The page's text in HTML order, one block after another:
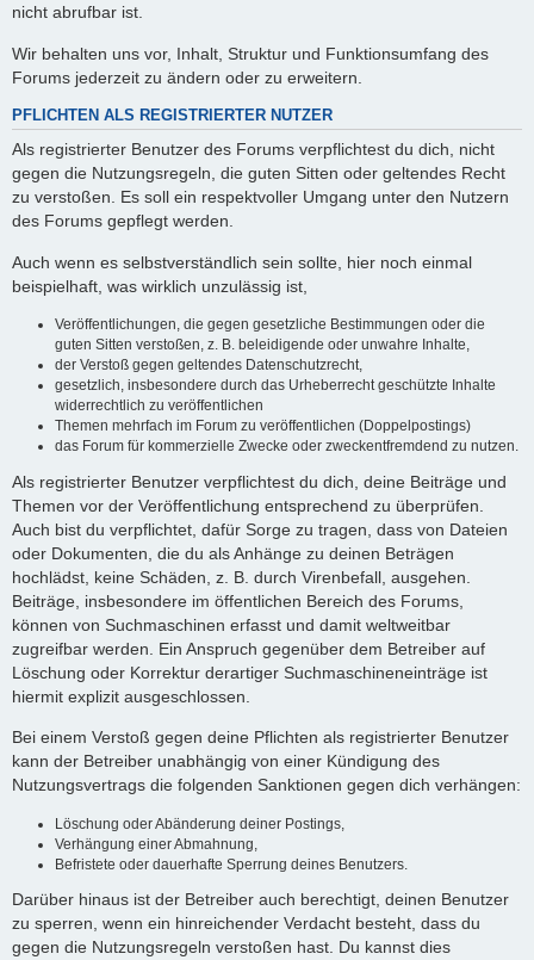
nicht abrufbar ist.
Wir behalten uns vor, Inhalt, Struktur und Funktionsumfang des
Forums jederzeit zu ändern oder zu erweitern.
PFLICHTEN ALS REGISTRIERTER NUTZER
Als registrierter Benutzer des Forums verpflichtest du dich, nicht
gegen die Nutzungsregeln, die guten Sitten oder geltendes Recht
zu verstoßen. Es soll ein respektvoller Umgang unter den Nutzern
des Forums gepflegt werden.
Auch wenn es selbstverständlich sein sollte, hier noch einmal
beispielhaft, was wirklich unzulässig ist,
Veröffentlichungen, die gegen gesetzliche Bestimmungen oder die
guten Sitten verstoßen, z. B. beleidigende oder unwahre Inhalte,
der Verstoß gegen geltendes Datenschutzrecht,
gesetzlich, insbesondere durch das Urheberrecht geschützte Inhalte
widerrechtlich zu veröffentlichen
Themen mehrfach im Forum zu veröffentlichen (Doppelpostings)
das Forum für kommerzielle Zwecke oder zweckentfremdend zu nutzen.
Als registrierter Benutzer verpflichtest du dich, deine Beiträge und
Themen vor der Veröffentlichung entsprechend zu überprüfen.
Auch bist du verpflichtet, dafür Sorge zu tragen, dass von Dateien
oder Dokumenten, die du als Anhänge zu deinen Beträgen
hochlädst, keine Schäden, z. B. durch Virenbefall, ausgehen.
Beiträge, insbesondere im öffentlichen Bereich des Forums,
können von Suchmaschinen erfasst und damit weltweitbar
zugreifbar werden. Ein Anspruch gegenüber dem Betreiber auf
Löschung oder Korrektur derartiger Suchmaschineneinträge ist
hiermit explizit ausgeschlossen.
Bei einem Verstoß gegen deine Pflichten als registrierter Benutzer
kann der Betreiber unabhängig von einer Kündigung des
Nutzungsvertrags die folgenden Sanktionen gegen dich verhängen:
Löschung oder Abänderung deiner Postings,
Verhängung einer Abmahnung,
Befristete oder dauerhafte Sperrung deines Benutzers.
Darüber hinaus ist der Betreiber auch berechtigt, deinen Benutzer
zu sperren, wenn ein hinreichender Verdacht besteht, dass du
gegen die Nutzungsregeln verstoßen hast. Du kannst dies